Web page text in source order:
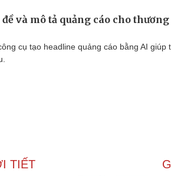
đề và mô tả quảng cáo cho thương
cụ tạo headline quảng cáo bằng AI giúp
TIẾT